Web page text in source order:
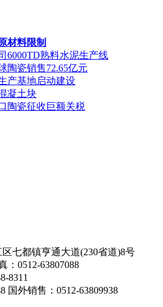
材料限制
6000TD熟料水泥生产线
陶瓷销售72.65亿元
产基地启动建设
凝土块
陶瓷征收巨额关税
七都镇亨通大道(230省道)8号
：0512-63807088
8311
国外销售：0512-63809938